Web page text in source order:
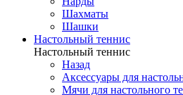
Шахматы
Шашки
Настольный теннис
Настольный теннис
Назад
Аксессуары для
Мячи для настольного